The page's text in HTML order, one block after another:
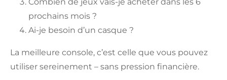
prochains mois ?
Ai-je besoin d’un casque ?
La meilleure console, c’est celle que vous pouvez
utiliser sereinement – sans pression financière.